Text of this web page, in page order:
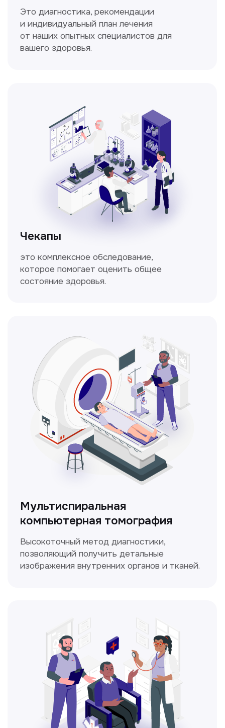
Спирометрия
Метод исследования функции внешнего
дыхания, включающий в себя измерение
объёмных и скоростных показателей
Это диагностическая процедура,
позволяющая внимательно осмотреть
шейку матки с помощью специального
прибора — кольпоскопа.
Диагностика и лечение заболеваний
ЛОР-врач
Прайс-лист